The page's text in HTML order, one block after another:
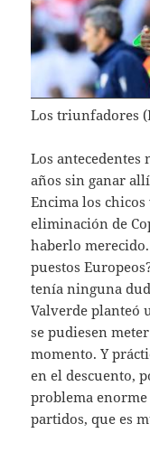
Los triunfadores
Los antecedentes
años sin ganar
Encima los
eliminación de
haberlo
puestos
tenía ninguna
Valverde planteó
se pudiesen
momento. Y
en el descuento,
problema enorme
partidos, que es